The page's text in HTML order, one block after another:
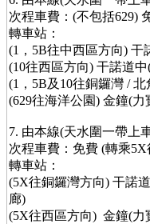
次程車費：(不包括629)
轉車站：
(1，5B往中西區方向) 干
(10往西區方向) 干諾道
(1，5B及10往銅鑼灣 /
(629往海洋公園) 金鐘(
7. 由本線(天水圍一帶上
次程車費：免費 (轉乘5X
轉車站：
(5X往銅鑼灣方向) 干諾
廊)
(5X往西區方向) 金鐘(力